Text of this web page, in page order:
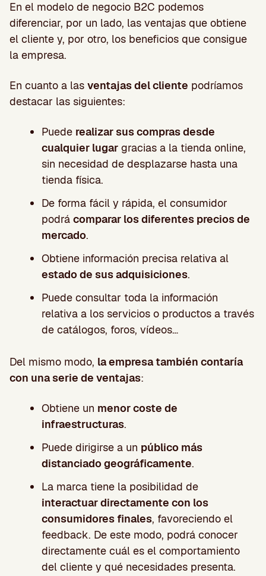
En el modelo de negocio B2C podemos
diferenciar, por un lado, las ventajas que obtiene
el cliente y, por otro, los beneficios que consigue
la empresa.
En cuanto a las ventajas del cliente podríamos
destacar las siguientes:
Puede realizar sus compras desde
cualquier lugar gracias a la tienda online,
sin necesidad de desplazarse hasta una
tienda física.
De forma fácil y rápida, el consumidor
podrá comparar los diferentes precios de
mercado.
Obtiene información precisa relativa al
estado de sus adquisiciones.
Puede consultar toda la información
relativa a los servicios o productos a través
de catálogos, foros, vídeos…
Del mismo modo, la empresa también contaría
con una serie de ventajas:
Obtiene un menor coste de
infraestructuras.
Puede dirigirse a un público más
distanciado geográficamente.
La marca tiene la posibilidad de
interactuar directamente con los
consumidores finales, favoreciendo el
feedback. De este modo, podrá conocer
directamente cuál es el comportamiento
del cliente y qué necesidades presenta.